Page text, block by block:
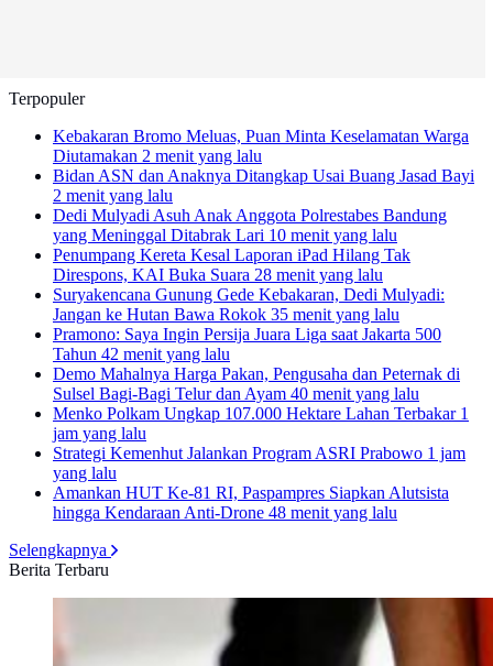
Terpopuler
Kebakaran Bromo Meluas, Puan Minta Keselamatan Warga
Diutamakan 2 menit yang lalu
Bidan ASN dan Anaknya Ditangkap Usai Buang Jasad Bayi
2 menit yang lalu
Dedi Mulyadi Asuh Anak Anggota Polrestabes Bandung
yang Meninggal Ditabrak Lari 10 menit yang lalu
Penumpang Kereta Kesal Laporan iPad Hilang Tak
Direspons, KAI Buka Suara 28 menit yang lalu
Suryakencana Gunung Gede Kebakaran, Dedi Mulyadi:
Jangan ke Hutan Bawa Rokok 35 menit yang lalu
Pramono: Saya Ingin Persija Juara Liga saat Jakarta 500
Tahun 42 menit yang lalu
Demo Mahalnya Harga Pakan, Pengusaha dan Peternak di
Sulsel Bagi-Bagi Telur dan Ayam 40 menit yang lalu
Menko Polkam Ungkap 107.000 Hektare Lahan Terbakar 1
jam yang lalu
Strategi Kemenhut Jalankan Program ASRI Prabowo 1 jam
yang lalu
Amankan HUT Ke-81 RI, Paspampres Siapkan Alutsista
hingga Kendaraan Anti-Drone 48 menit yang lalu
Selengkapnya
Berita Terbaru